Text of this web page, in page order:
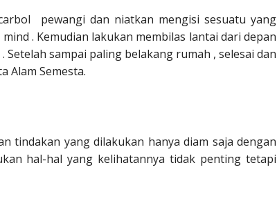
pewangi dan niatkan mengisi sesuatu yang
. Kemudian lakukan membilas lantai dari depan
sampai paling belakang rumah , selesai dan
Alam Semesta.
tindakan yang dilakukan hanya diam saja dengan
hal-hal yang kelihatannya tidak penting tetapi